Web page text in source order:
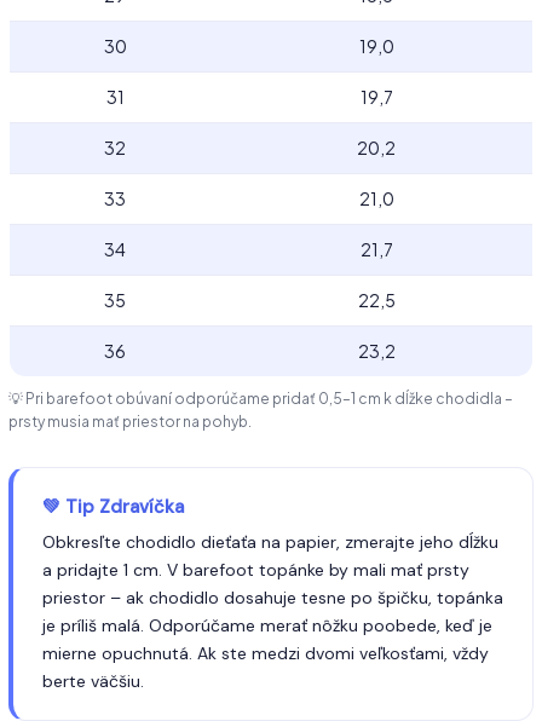
30 19,0
31 19,7
32 20,2
33 21,0
34 21,7
35 22,5
36 23,2
💡 Pri barefoot obúvaní odporúčame pridať 0,5–1 cm k dĺžke chodidla –
prsty musia mať priestor na pohyb.
💚 Tip Zdravíčka
Obkresľte chodidlo dieťaťa na papier, zmerajte jeho dĺžku
a pridajte 1 cm. V barefoot topánke by mali mať prsty
priestor – ak chodidlo dosahuje tesne po špičku, topánka
je príliš malá. Odporúčame merať nôžku poobede, keď je
mierne opuchnutá. Ak ste medzi dvomi veľkosťami, vždy
berte väčšiu.